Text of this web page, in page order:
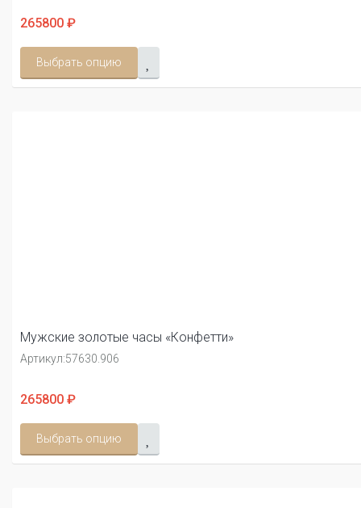
265800 ₽
Выбрать опцию
Мужские золотые часы «Конфетти»
Артикул:57630.906
265800 ₽
Выбрать опцию